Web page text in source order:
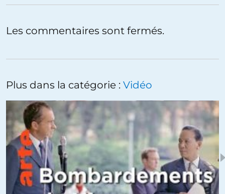
Les commentaires sont fermés.
Plus dans la catégorie : Vidéo